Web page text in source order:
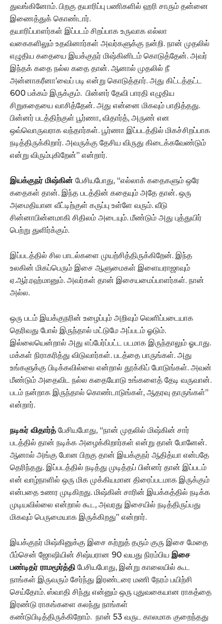
துவங்கினோம். பிறகு தயாரிப்பு பணிகளில் ஹரி சாரும் தன்னை
இணைத்துக் கொண்டார்.
தயாரிப்பாளர்கள் இப்படம் சிறப்பாக உருவாக எல்லா
வகைகளிலும் உதவினார்கள் அவர்களுக்கு நன்றி. நான் முதலில்
எழுதிய கதையை இயக்குநர் மிஷ்கினிடம் கொடுத்தேன். அவர்
இந்தக் கதை நல்ல கதை தான். ஆனால் முதலில் நீ
அன்னாகரீனா’வைப் படி என்று கொடுத்தார். அது கிட்டத்தட்ட
600 பக்கம் இருக்கும். பின்னர் தேவி பாரதி எழுதிய
சிறுகதையை வாசித்தேன். அது என்னை மிகவும் பாதித்தது.
பின்னர் படத்திற்குள் பூர்ணா, விதார்த், அருண் என
ஒவ்வொருவராக வந்தார்கள். பூர்ணா இப்படத்தில் மிகச்சிறப்பாக
நடித்திருக்கிறார். அவருக்கு தேசிய விருது கிடைக்கவேண்டும்
என்று விரும்புகிறேன்” என்றார்.
இயக்குநர் மிஷ்கின் பேசியபோது, “எல்லாக் கதைகளும் ஒரே
கதைகள் தான். இந்த படத்தின் கதையும் அதே தான். ஒரு
அமைதியான வீட்டிற்குள் கருப்பு உள்ளே வரும். வீடு
சின்னாபின்னமாகி சிதிலம் அடையும். மீண்டும் அது புத்துயிர்
பெற்று துளிர்க்கும்.
இப்படத்தில் சில பாடல்களை முயற்சித்திருக்கிறேன். இந்த
உலகின் மிகப்பெரும் இசை ஆளுமைகள் இளையராஜாவும்
ஏ.ஆர்.ரஹ்மானும். அவர்கள் தான் இசையமைப்பாளர்கள். நான்
அல்ல.
ஒரு படம் இயக்குநரின் உழைப்பும் அறிவும் வெளிப்படையாக
தெரிவது போல் இருந்தால் மட்டுமே அப்படம் ஓடும்.
இல்லையென்றால் அது எப்பேர்ப்பட்ட படமாக இருந்தாலும் ஓடாது.
மக்கள் நிராகரித்து விடுவார்கள். படத்தை பாருங்கள். அது
உங்களுக்கு பிடிக்கவில்லை என்றால் தூக்கிப் போடுங்கள். அவன்
மீண்டும் அதைவிட நல்ல கதையோடு உங்களைத் தேடி வருவான்.
படம் நன்றாக இருந்தால் கொண்டாடுங்கள், ஆதரவு தாருங்கள்”
என்றார்.
நடிகர் விதார்த் பேசியபோது, “நான் முதலில் மிஷ்கின் சார்
படத்தில் தான் நடிக்க அழைக்கிறார்கள் என்று தான் போனேன்.
ஆனால் அங்கு போன பிறகு தான் இயக்குநர் ஆதித்யா என்பதே
தெரிந்தது. இப்படத்தில் நடித்து முடித்தப் பின்னர் தான் இப்படம்
என் வாழ்நாளில் ஒரு மிக முக்கியமான திரைப்படமாக இருக்கும்
என்பதை உணர முடிகிறது. மிஷ்கின் சாரின் இயக்கத்தில் நடிக்க
முடியவில்லை என்றால் கூட, அவரது இசையில் நடித்திருப்பது
மிகவும் பெருமையாக இருக்கிறது” என்றார்.
இயக்குநர் மிஷ்கினுக்கு இசை கற்றுத் தரும் குரு இசை மேதை
பீம்சென் ஜோஷியின் சிஷ்யரான 90 வயது நிரம்பிய இசை
பண்டிதர் ராமமூர்த்தி பேசியபோது, இன்று காலையில் கூட
நாங்கள் இருவரும் சேர்ந்து இரண்டரை மணி நேரம் பயிற்சி
செய்தோம். ஸ்வாதி சிந்து என்னும் ஒரு புதுவகையான ராகத்தை
இரண்டு ராகங்களை கலந்து நாங்கள்
கண்டுபிடித்திருக்கிறோம். நான் 53 வருட காலமாக குறைந்தது